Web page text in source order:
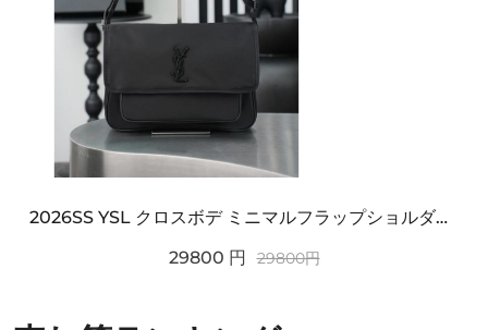
2026SS YSL クロスボデ ミニマルフラップショルダー SAINT LAURENT サンロ...
29800 円 29800円